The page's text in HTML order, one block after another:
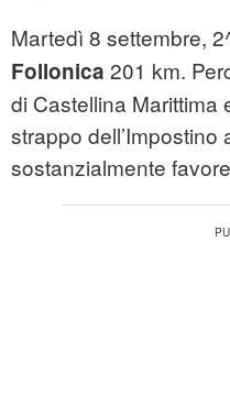
Martedì 8 settembre,
Follonica 201 km.
di Castellina Marittima
strappo dell’Impostino
sostanzialmente